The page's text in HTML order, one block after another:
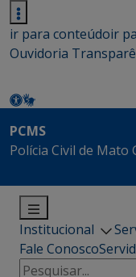
ir para conteúdoir
Ouvidoria
PCMS
Polícia Civil de Mato
Institucional
Fale Conosco
Pesquisar